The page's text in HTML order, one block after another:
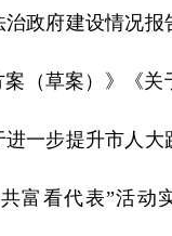
政府建设情况报
案（草案）》《
一步提升市人大
富看代表”活动